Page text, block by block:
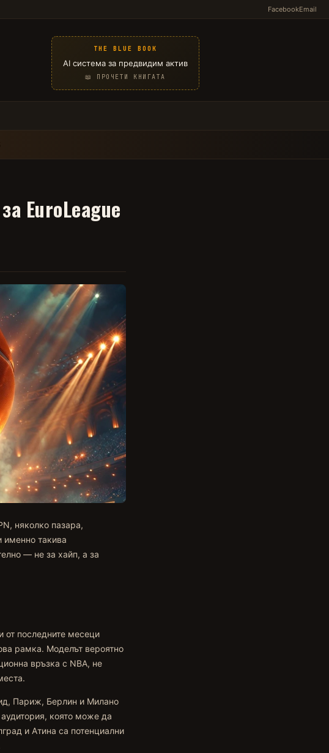
FacebookEmail
THE BLUE BOOK
AI система за предвидим актив
📖 ПРОЧЕТИ КНИГАТА
EuroLeague
няколко пазара,
именно такива
— не за хайп, а за
от последните месеци
рамка. Моделът вероятно
връзка с NBA, не
Париж, Берлин и Милано
която може да
и Атина са потенциални